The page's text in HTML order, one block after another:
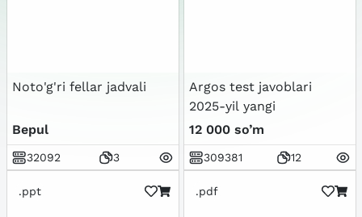
Noto'g'ri fellar jadvali
Bepul
32092 3
Argos test javoblari
2025-yil yangi
12 000 so’m
309381 12
.ppt .pdf